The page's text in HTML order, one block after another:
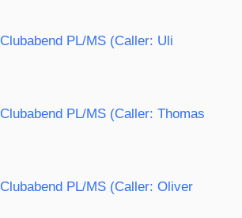
Clubabend PL/MS (Caller: Uli
Clubabend PL/MS (Caller: Thomas
Clubabend PL/MS (Caller: Oliver